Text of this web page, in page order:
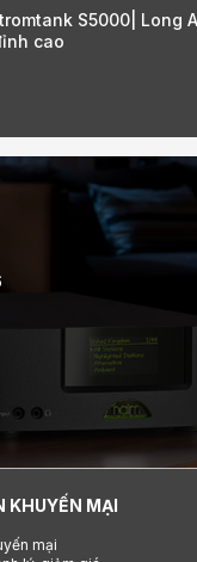
Lắp đặt bộ HK
Ecopark| Long
KHUYẾN MẠI
mại